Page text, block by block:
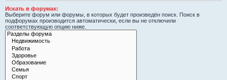
Искать в форумах:
Выберите форум или форумы, в которых будет произведён поиск. Поиск в
подфорумах производится автоматически, если вы не отключили
соответствующую опцию ниже.